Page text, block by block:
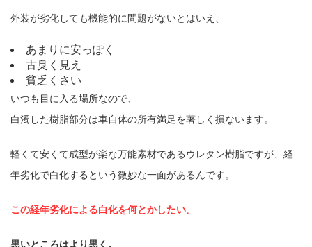
外装が劣化しても機能的に問題がないとはいえ、
あまりに安っぽく
古臭く見え
貧乏くさい
いつも目に入る場所なので、
白濁した樹脂部分は車自体の所有満足を著しく損ないます。
軽くて安くて成型が楽な万能素材であるウレタン樹脂ですが、経
年劣化で白化するという微妙な一面があるんです。
この経年劣化による白化を何とかしたい。
黒いところはより黒く。